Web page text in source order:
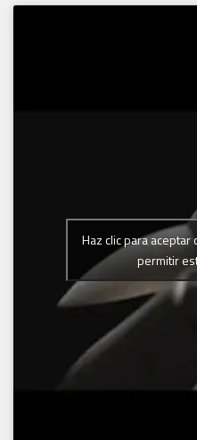
Haz clic para
permitir